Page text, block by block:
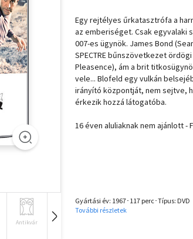
Antikvár Idegen nyelvű
Egy rejtélyes űrkatasztrófa a
az emberiséget. Csak egyvalaki
007-es ügynök. James Bond
SPECTRE bűnszövetkezet
Pleasence), ám a brit
vele... Blofeld egy vulkán
irányító központját, nem sejtve,
érkezik hozzá látogatóba.
16 éven aluliaknak nem ajánlott -
Gyártási év: 1967･117 perc･Típus: DVD
További részletek